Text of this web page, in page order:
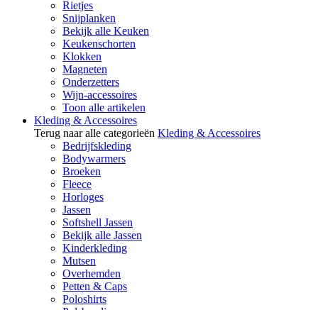
Rietjes
Snijplanken
Bekijk alle Keuken
Keukenschorten
Klokken
Magneten
Onderzetters
Wijn-accessoires
Toon alle artikelen
Kleding & Accessoires
Terug naar alle categorieën Kleding & Accessoires
Bedrijfskleding
Bodywarmers
Broeken
Fleece
Horloges
Jassen
Softshell Jassen
Bekijk alle Jassen
Kinderkleding
Mutsen
Overhemden
Petten & Caps
Poloshirts